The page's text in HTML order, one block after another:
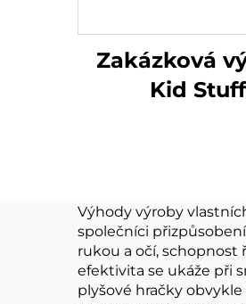
Zakázková
Kid Stuff
Zakázková
hračka
Výhody výroby
společníci
rukou a očí, schopnost
efektivita se ukáže při
plyšové hračky